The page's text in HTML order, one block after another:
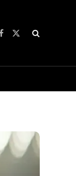
Facebook
X